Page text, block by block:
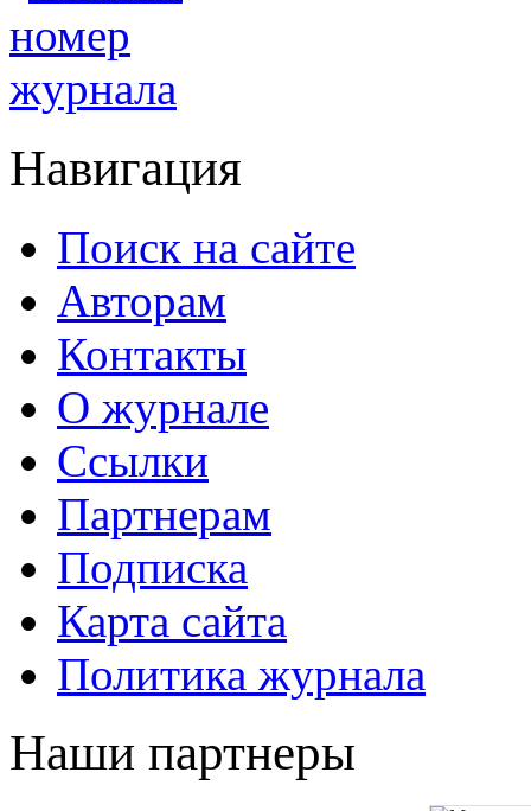
Навигация
Поиск на сайте
Авторам
Контакты
О журнале
Ссылки
Партнерам
Подписка
Карта сайта
Политика журнала
Наши партнеры